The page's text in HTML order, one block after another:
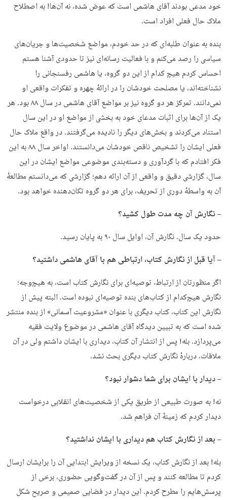
خود مدعی بودند آقای هاشمی است که عوض شده، نه آن‌ها! به اصطلاح
ملاک حال فعلی افراد است.
بنده به عنوان طلبه‌ای که در حد خودم، مواضع شخصیت‌ها و جریان‌های
سیاسی را رصد می‌کنم و با فعالیت رسانه‌ای نیز تا حدودی آشنا هستم
احساس کردم هیچ کدام از این دو گروه، یا هاشمی رفسنجانی را
نشناخته‌اند، یا مصلحت خودشان را در ارائهٔ چهره و تفکرات واقعی او
نمی‌دانند. تمرکز هر دو گروه نیز بر مواضع آقای هاشمی در سال ۸۸ بود. هر
یک از آن‌ها برای اثبات مدعای خود به بخشی از مواضع او در این سال
استناد می‌کردند و بخش‌های دیگر را نادیده می‌گرفتند. در واقع ملاک حال
فعلی ایشان را تشخیص ناقص خودشان می‌دانستند. اواخر سال ۸۸ به این
فکر افتادم که با گردآوری و دسته‌بندی موضوعی مواضع ایشان در این
سال، گزارشی دقیق و واقعی از آن ارائه دهم؛ گزارشی که می‌دانستم مطالعهٔ
آن به واسطهٔ دوری از تحریف، برای هر دو گروه تکان‌دهنده خواهد بود.
– نگارش آن چه مدت طول کشید؟
حدود یک سال. نگارش آن، اوایل سال ۹۰ به پایان رسید.
– آیا قبل از نگارش کتاب، ارتباطی هم با آقای هاشمی داشتید؟
اگر منظورتان از ارتباط، توصیه‌ای برای نگارش کتاب است، به هیچ‌وجه؛
نگارش هیچ‌کدام از کتاب‌های بنده توصیه‌ای نبوده است. البته پیش از
نگارش این کتاب، کتاب دیگری با عنوان «مشروعیت آسمانی» از بنده منتشر
شده است که به تبیین دیدگاه آقای هاشمی در موضوع ولایت فقیه
می‌پردازد. بله! پس از انتشار آن کتاب، دیداری با ایشان داشتم ولی در آن
ملاقات، دربارهٔ نگارش کتاب دیگری بحث نشد.
– دیدار با ایشان برای شما دشوار نبود؟
نه! به صورت طبیعی از طریق یکی از شخصیت‌های انقلابی درخواست
دیدار کردم که زمینهٔ آن فراهم شد.
– بعد از نگارش کتاب هم دیداری با ایشان نداشتید؟
بله! بعد از نگارش کتاب، یک نسخه از ویرایش ابتدایی آن را برایشان ارسال
کردم تا مطالعه کنند و پس از آن در گفت‌وگویی حضوری، برخی از
پرسش‌هایم را مطرح کردم. این دیدار در فضایی صمیمی و صریح شکل